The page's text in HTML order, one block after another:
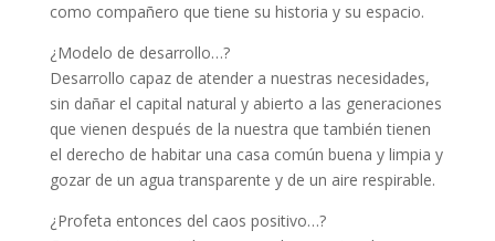
como compañero que tiene su historia y su espacio.
¿Modelo de desarrollo…?
Desarrollo capaz de atender a nuestras necesidades,
sin dañar el capital natural y abierto a las generaciones
que vienen después de la nuestra que también tienen
el derecho de habitar una casa común buena y limpia y
gozar de un agua transparente y de un aire respirable.
¿Profeta entonces del caos positivo…?